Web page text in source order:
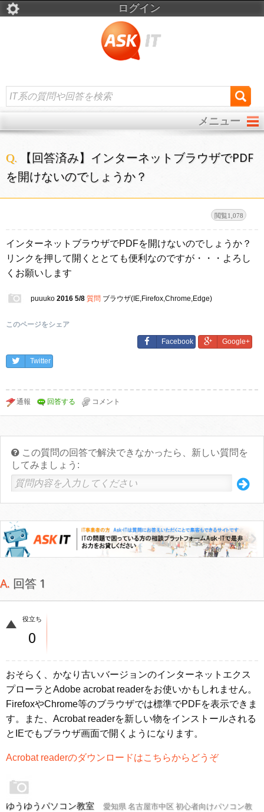
ログイン
メニュー
【回答済み】インターネットブラウザでPDF
を開けないのでしょうか？
1,078
インターネットブラウザでPDFを開けないのでしょうか？
リンクを押して開くととても便利なのですが・・・よろし
くお願いします
puuuko 2016 5/8 質問 ブラウザ(IE,Firefox,Chrome,Edge)
このページをシェア
Facebook Google+
Twitter
この質問の回答で解決できなかったら、新しい質問を
してみましょう:
回答 1
役立ち
0
おそらく、かなり古いバージョンのインターネットエクス
プローラとAdobe acrobat readerをお使いかもしれません。
FirefoxやChrome等のブラウザでは標準でPDFを表示できま
す。また、Acrobat readerを新しい物をインストールされる
とIEでもブラウザ画面で開くようになります。
Acrobat readerのダウンロードはこちらからどうぞ
ゆうゆうパソコン教室 愛知県 名古屋市中区 初心者向けパソコン教